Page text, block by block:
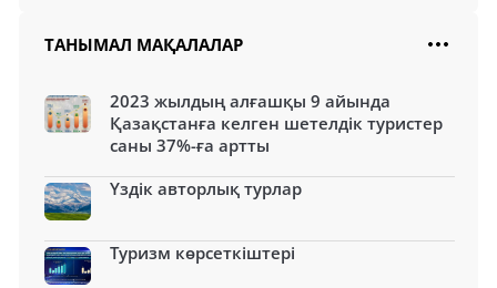
ТАНЫМАЛ МАҚАЛАЛАР
2023 жылдың алғашқы 9 айында
Қазақстанға келген шетелдік туристер
саны 37%-ға артты
Үздік авторлық турлар
Туризм көрсеткіштері